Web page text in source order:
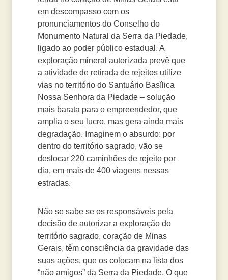
em descompasso com os
pronunciamentos do Conselho do
Monumento Natural da Serra da Piedade,
ligado ao poder público estadual. A
exploração mineral autorizada prevê que
a atividade de retirada de rejeitos utilize
vias no território do Santuário Basílica
Nossa Senhora da Piedade – solução
mais barata para o empreendedor, que
amplia o seu lucro, mas gera ainda mais
degradação. Imaginem o absurdo: por
dentro do território sagrado, vão se
deslocar 220 caminhões de rejeito por
dia, em mais de 400 viagens nessas
estradas.
Não se sabe se os responsáveis pela
decisão de autorizar a exploração do
território sagrado, coração de Minas
Gerais, têm consciência da gravidade das
suas ações, que os colocam na lista dos
“não amigos” da Serra da Piedade. O que